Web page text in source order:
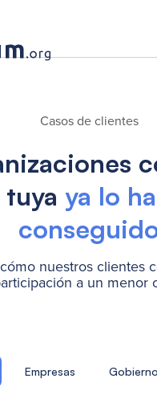
Casos de clientes
tuya ya lo
nuestros clientes
a un menor
Empresas